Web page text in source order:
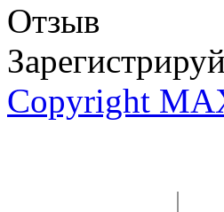
Отзыв
Copyright